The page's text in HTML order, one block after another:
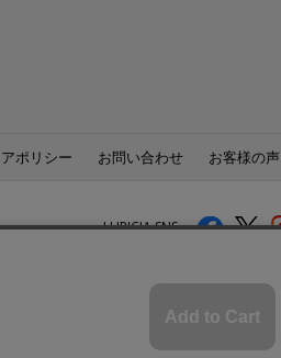
ポリシー お問い合わせ お客様の声
LUPICIA SNS：